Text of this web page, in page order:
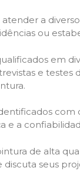
a
ou
em
e
e a
de alta
seus